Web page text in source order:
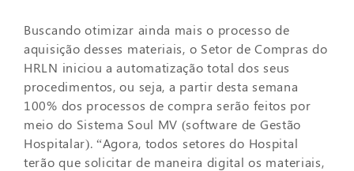
Buscando otimizar ainda mais o processo de
aquisição desses materiais, o Setor de Compras do
HRLN iniciou a automatização total dos seus
procedimentos, ou seja, a partir desta semana
100% dos processos de compra serão feitos por
meio do Sistema Soul MV (software de Gestão
Hospitalar). “Agora, todos setores do Hospital
terão que solicitar de maneira digital os materiais,